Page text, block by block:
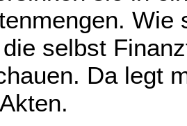
selbst
Da legt